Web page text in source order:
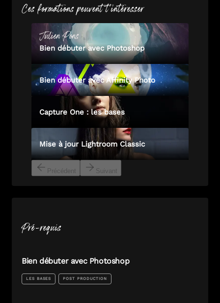
Ces formations peuvent t'intéresser
JulienPons
Bien débuter avec Photoshop
Bien débuter avec Affinity Photo
Capture One : les bases
Mise à jour Lightroom Classic
Précédent Suivant
Pré-requis
Bien débuter avec Photoshop
LES BASES POST PRODUCTION